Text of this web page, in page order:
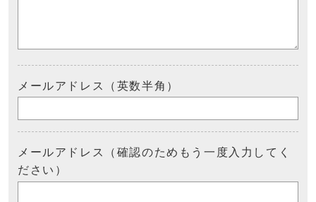
メールアドレス（英数半角）
メールアドレス（確認のためもう一度入力してく
ださい）